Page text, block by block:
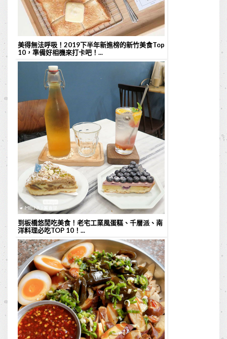
美得無法呼吸！2019下半年新進榜的新竹美食Top
10，準備好相機來打卡吧！...
到板橋悠閒吃美食！老宅工業風蛋糕、千層派、南
洋料理必吃TOP 10！...